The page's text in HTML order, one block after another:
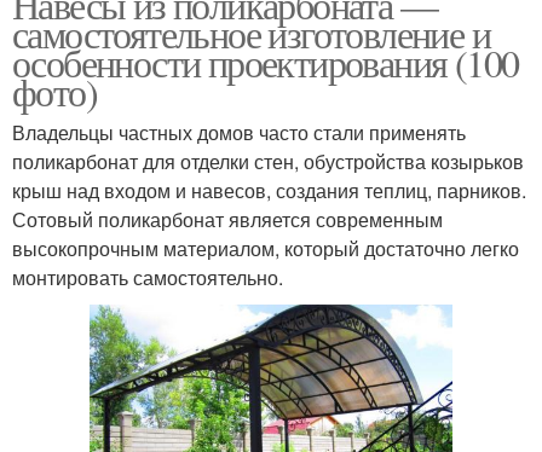
самостоятельное изготовление и
особенности проектирования (100
фото)
Владельцы частных домов часто стали применять
поликарбонат для отделки стен, обустройства козырьков
крыш над входом и навесов, создания теплиц, парников.
Сотовый поликарбонат является современным
высокопрочным материалом, который достаточно легко
монтировать самостоятельно.